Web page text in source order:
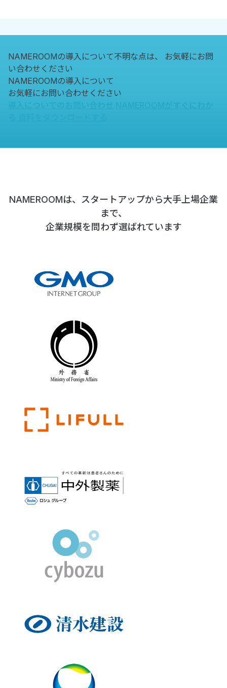
NAMEROOMの導入について不明な点は、
お気軽にお問
い合わせください
NAMEROOMの導入について
お気軽にお問い合わせください
NAMEROOMは、スタートアップから大手上場企業
まで、
企業規模を問わず選ばれています